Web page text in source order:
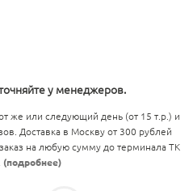
у менеджеров.
же или следующий день (от 15 т.р.) и
Доставка в Москву от 300 рублей
на любую сумму до терминала ТК
(подробнее)